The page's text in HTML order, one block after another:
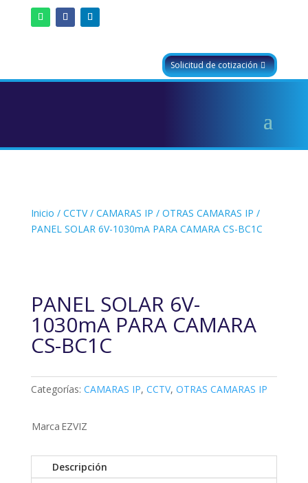
Solicitud de cotización
Inicio / CCTV/ CAMARAS IP / OTRAS CAMARAS IP /
PANEL SOLAR 6V-1030mA PARA CAMARA CS-BC1C
PANEL SOLAR 6V-
1030mA PARA CAMARA
CS-BC1C
Categorías: CAMARAS IP, CCTV, OTRAS CAMARAS IP
Marca EZVIZ
Descripción